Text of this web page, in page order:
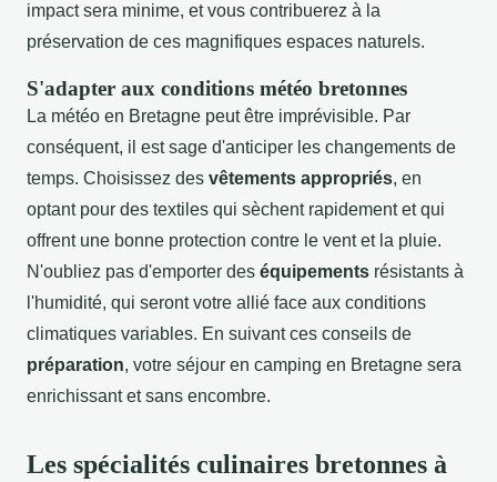
impact sera minime, et vous contribuerez à la
préservation de ces magnifiques espaces naturels.
S'adapter aux conditions météo bretonnes
La météo en Bretagne peut être imprévisible. Par
conséquent, il est sage d'anticiper les changements de
temps. Choisissez des vêtements appropriés, en
optant pour des textiles qui sèchent rapidement et qui
offrent une bonne protection contre le vent et la pluie.
N'oubliez pas d'emporter des équipements résistants à
l'humidité, qui seront votre allié face aux conditions
climatiques variables. En suivant ces conseils de
préparation, votre séjour en camping en Bretagne sera
enrichissant et sans encombre.
Les spécialités culinaires bretonnes à